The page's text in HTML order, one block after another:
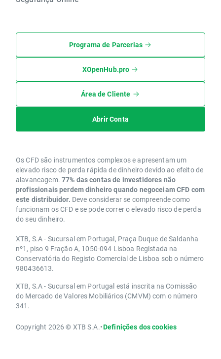
Programa de Parcerias
XOpenHub.pro
Área de Cliente
Abrir Conta
Os CFD são instrumentos complexos e apresentam um
elevado risco de perda rápida de dinheiro devido ao efeito de
alavancagem. 77% das contas de investidores não
profissionais perdem dinheiro quando negoceiam CFD com
este distribuidor. Deve considerar se compreende como
funcionam os CFD e se pode correr o elevado risco de perda
do seu dinheiro.
XTB, S.A - Sucursal em Portugal, Praça Duque de Saldanha
nº1, piso 9 Fração A, 1050-094 Lisboa Registada na
Conservatória do Registo Comercial de Lisboa sob o número
980436613.
XTB, S.A - Sucursal em Portugal está inscrita na Comissão
do Mercado de Valores Mobiliários (CMVM) com o número
341.
Copyright 2026 © XTB S.A.•Definições dos cookies